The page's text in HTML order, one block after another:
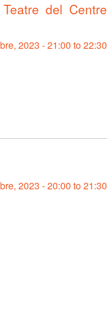
del Centre
2023 -21:00 to22:30
2023 -20:00 to21:30